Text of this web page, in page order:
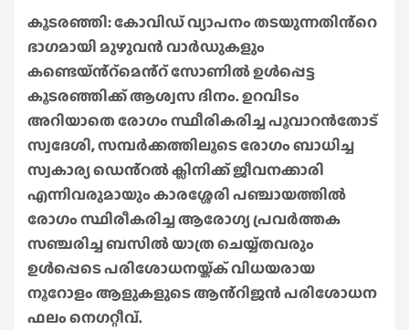
കൂടരഞ്ഞി: കോവിഡ് വ്യാപനം തടയുന്നതിൻ്റെ
ഭാഗമായി മുഴുവൻ വാർഡുകളും
കണ്ടെയ്ൻ്റ്മെൻ്റ് സോണിൽ ഉൾപ്പെട്ട
കൂടരഞ്ഞിക്ക് ആശ്വസ ദിനം. ഉറവിടം
അറിയാതെ രോഗം സ്ഥീരികരിച്ച പൂവാറൻതോട്
സ്വദേശി, സമ്പർക്കത്തിലൂടെ രോഗം ബാധിച്ച
സ്വകാര്യ ഡെൻ്റൽ ക്ലിനിക്ക് ജീവനക്കാരി
എന്നിവരുമായും കാരശ്ശേരി പഞ്ചായത്തിൽ
രോഗം സ്ഥിരീകരിച്ച ആരോഗ്യ പ്രവർത്തക
സഞ്ചരിച്ച ബസിൽ യാത്ര ചെയ്യ്തവരും
ഉൾപ്പെടെ പരിശോധനയ്ക്ക് വിധയരായ
നൂറോളം ആളുകളുടെ ആൻ്റിജൻ പരിശോധന
ഫലം നെഗറ്റീവ്.